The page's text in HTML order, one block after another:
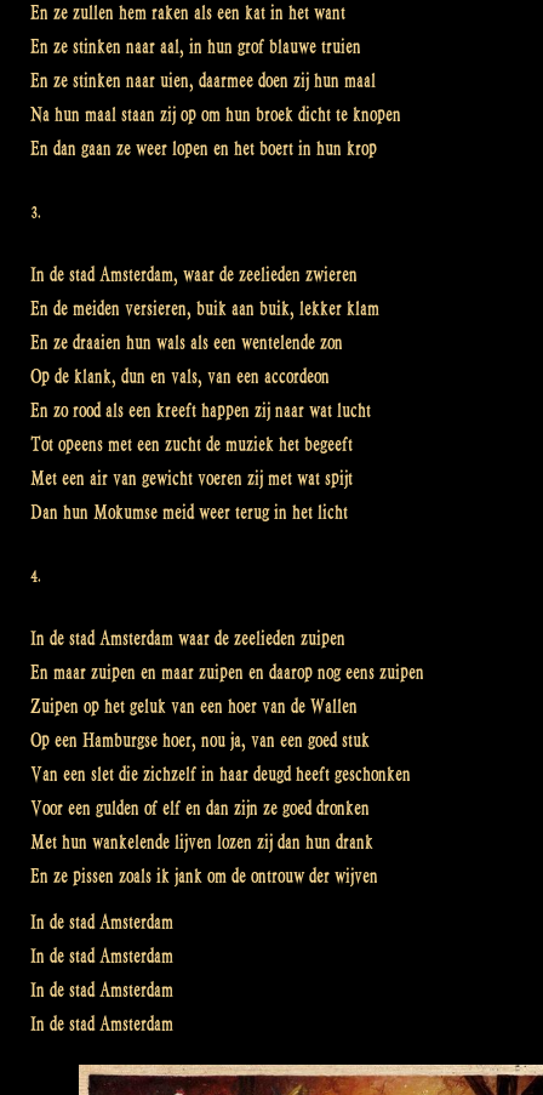
En ze zullen hem raken als een kat in het want
En ze stinken naar aal, in hun grof blauwe truien
En ze stinken naar uien, daarmee doen zij hun maal
Na hun maal staan zij op om hun broek dicht te knopen
En dan gaan ze weer lopen en het boert in hun krop
3.
In de stad Amsterdam, waar de zeelieden zwieren
En de meiden versieren, buik aan buik, lekker klam
En ze draaien hun wals als een wentelende zon
Op de klank, dun en vals, van een accordeon
En zo rood als een kreeft happen zij naar wat lucht
Tot opeens met een zucht de muziek het begeeft
Met een air van gewicht voeren zij met wat spijt
Dan hun Mokumse meid weer terug in het licht
4.
In de stad Amsterdam waar de zeelieden zuipen
En maar zuipen en maar zuipen en daarop nog eens zuipen
Zuipen op het geluk van een hoer van de Wallen
Op een Hamburgse hoer, nou ja, van een goed stuk
Van een slet die zichzelf in haar deugd heeft geschonken
Voor een gulden of elf en dan zijn ze goed dronken
Met hun wankelende lijven lozen zij dan hun drank
En ze pissen zoals ik jank om de ontrouw der wijven
In de stad Amsterdam
In de stad Amsterdam
In de stad Amsterdam
In de stad Amsterdam